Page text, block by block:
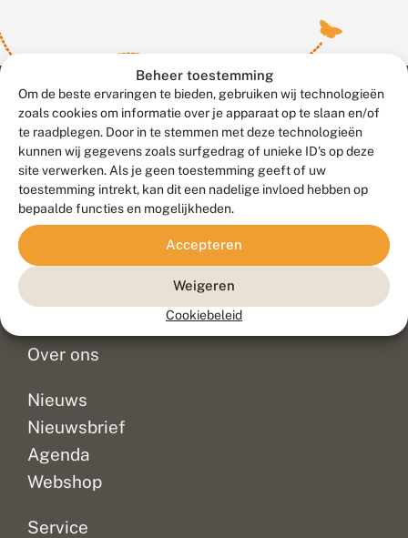
Beheer toestemming
Om de beste ervaringen te bieden, gebruiken wij technologieën
zoals cookies om informatie over je apparaat op te slaan en/of
te raadplegen. Door in te stemmen met deze technologieën
kunnen wij gegevens zoals surfgedrag of unieke ID's op deze
site verwerken. Als je geen toestemming geeft of uw
toestemming intrekt, kan dit een nadelige invloed hebben op
bepaalde functies en mogelijkheden.
Accepteren
Weigeren
Cookiebeleid
Contact
Veelgestelde vragen
Doneer
Over ons
Nieuws
Nieuwsbrief
Agenda
Webshop
Service
Meld waarnemingen© 2026 Vlinderstichting
Duurzaam ontwikkeld door
Go2People
, ontworpen door
Blue Field Agency
Privacy
Disclaimer
Sitemap